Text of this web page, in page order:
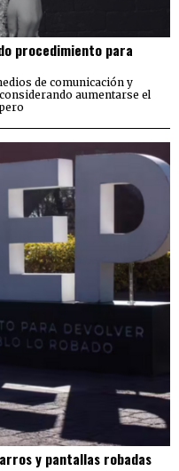
procedimiento para
de comunicación y
aumentarse el
y pantallas robadas